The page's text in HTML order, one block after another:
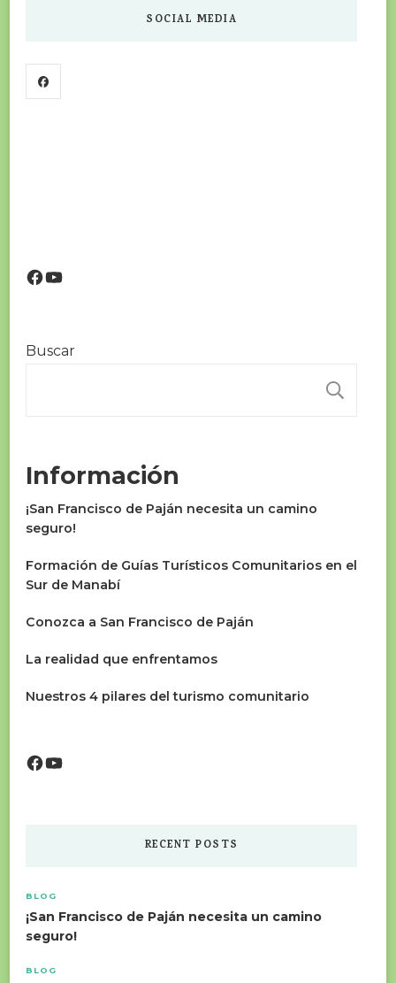
SOCIAL MEDIA
Facebook
Buscar
Información
¡San Francisco de Paján necesita un camino
seguro!
Formación de Guías Turísticos Comunitarios en el
Sur de Manabí
Conozca a San Francisco de Paján
La realidad que enfrentamos
Nuestros 4 pilares del turismo comunitario
Facebook
RECENT POSTS
BLOG
¡San Francisco de Paján necesita un camino
seguro!
BLOG